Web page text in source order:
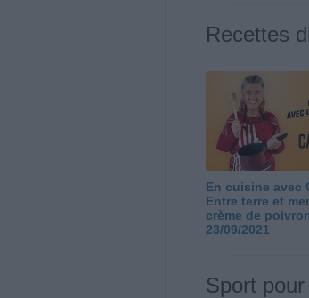
Recettes
En cuisine avec
Entre terre et
crème de
23/09/2021
Sport